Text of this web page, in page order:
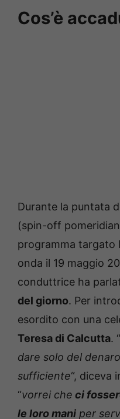
Cos’è
Durante la puntata
(spin-off
programma targato
onda il 19 maggio
conduttrice ha
del giorno. Per
esordito con una
Teresa di Calcutta. “
dare solo del
sufficiente“, diceva
“vorrei che ci
le loro mani per